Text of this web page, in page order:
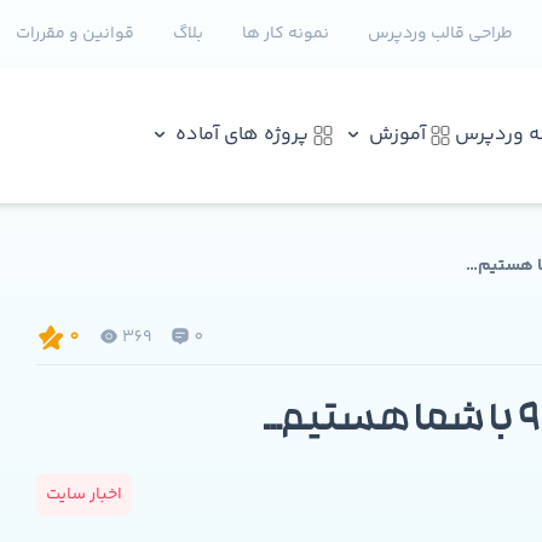
طراحی قالب وردپرس نمونه کار ها بلاگ قوانین و مقررات
وردپرس آموزش پروژه های آماده
0
369
0
اخبار سایت